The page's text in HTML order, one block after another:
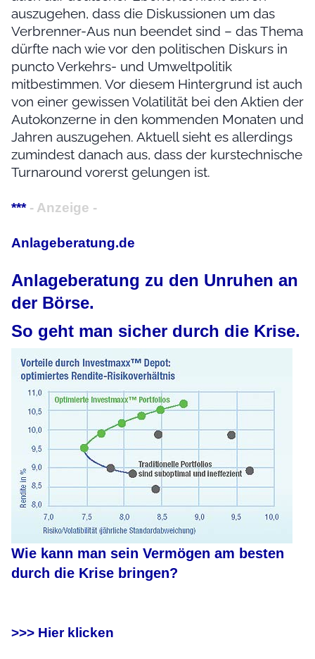
auszugehen, dass die Diskussionen um das
Verbrenner-Aus nun beendet sind – das Thema
dürfte nach wie vor den politischen Diskurs in
puncto Verkehrs- und Umweltpolitik
mitbestimmen. Vor diesem Hintergrund ist auch
von einer gewissen Volatilität bei den Aktien der
Autokonzerne in den kommenden Monaten und
Jahren auszugehen. Aktuell sieht es allerdings
zumindest danach aus, dass der kurstechnische
Turnaround vorerst gelungen ist.
*** - Anzeige -
Anlageberatung.de
Anlageberatung zu den Unruhen an
der Börse.
So geht man sicher durch die Krise.
Wie kann man sein Vermögen am besten
durch die Krise bringen?
>>> Hier klicken